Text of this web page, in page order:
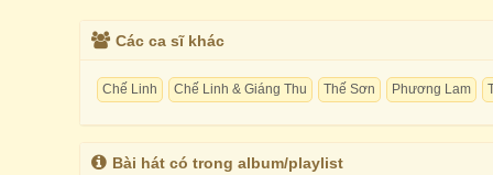
Các ca sĩ khác
Chế Linh Chế Linh & Giáng Thu Thế Sơn Phương Lam
Bài hát có trong album/playlist